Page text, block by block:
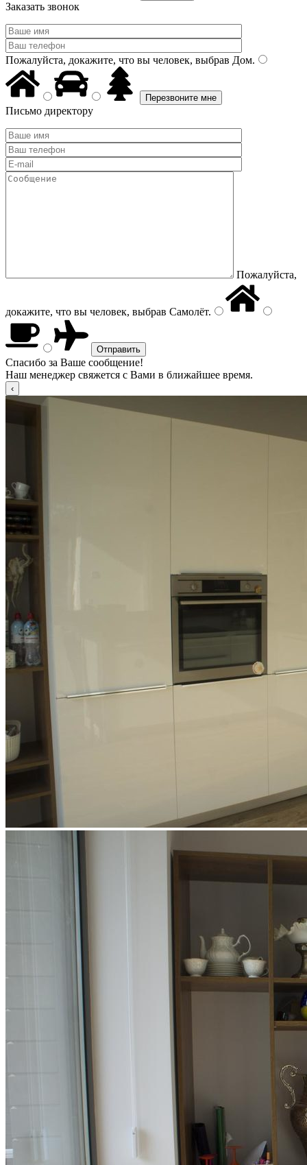
Заказать звонок
Пожалуйста, докажите, что вы человек, выбрав Дом.
Письмо директору
Пожалуйста,
докажите, что вы человек, выбрав Самолёт.
Спасибо за Ваше сообщение!
Наш менеджер свяжется с Вами в ближайшее время.